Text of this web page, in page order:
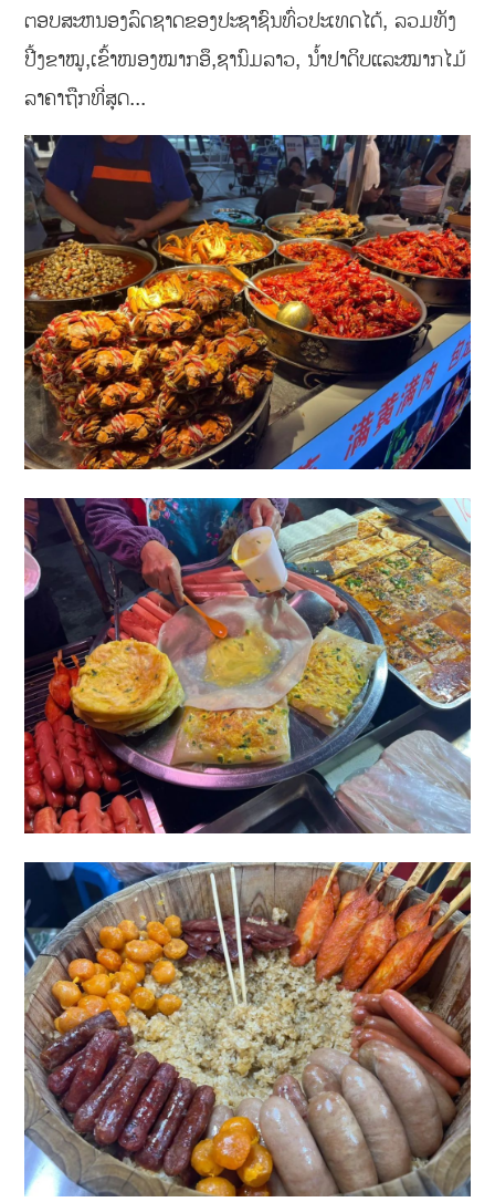
ຕອບສະຫນອງລົດຊາດຂອງປະຊາຊົນທົ່ວປະເທດໄດ້, ລວມທັງ
ປີ້ງຂາໝູ,ເຂົ້າໜອງໝາກອຶ,ຊານົມລາວ, ນໍ້າປາດິບແລະໝາກໄມ້
ລາຄາຖືກທີ່ສຸດ...